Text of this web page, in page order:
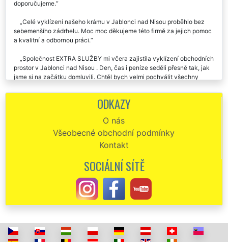
doporučujeme.
Celé vyklízení našeho krámu v Jablonci nad Nisou proběhlo bez
sebemenšího zádrhelu. Moc moc děkujeme této firmě za jejich pomoc
a kvalitní a odbornou práci.
Společnost EXTRA SLUŽBY mi včera zajistila vyklízení obchodních
prostor v Jablonci nad Nisou . Den, čas i peníze seděli přesně tak, jak
jsme si na začátku domluvili. Chtěl bych velmi pochválit všechny
doporučuji.
Jablonci nad Nisou. Tato firma nabízí skutečně prvotřídní servis, Určitě
Chtěla bych touto cestou poděkovat společnosti EXTRA
VYKLÍZENÍ, že se nám perfektně postarala o stěhování a vyklízení naší
prodejny v Jablonci nad Nisou. Chlapi byli skutečně velmi šikovný a
přesně věděli, o co a jak se postarat. Doporučuji tyto kvalitní služby.
ODKAZY
O nás
Všeobecné obchodní podmínky
Kontakt
SOCIÁLNÍ SÍTĚ